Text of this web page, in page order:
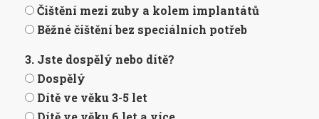
Čištění mezi zuby a kolem implantátů
Běžné čištění bez speciálních potřeb
3. Jste dospělý nebo dítě?
Dospělý
Dítě ve věku 3-5 let